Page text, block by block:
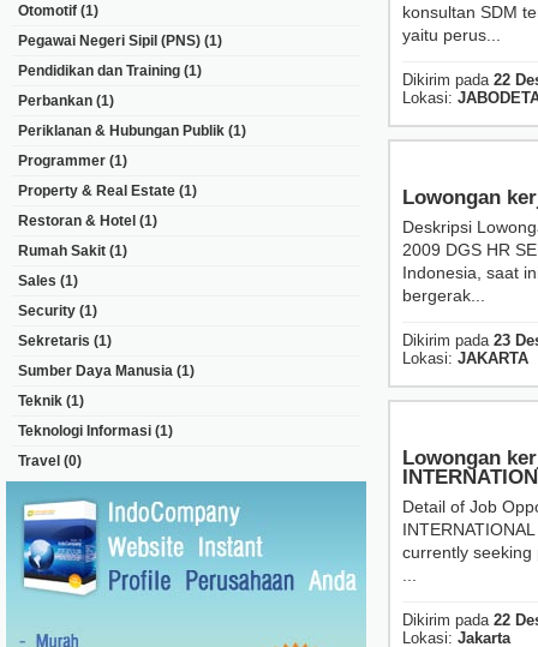
Otomotif (1)
Pegawai Negeri Sipil (PNS) (1)
Pendidikan dan Training (1)
Perbankan (1)
Periklanan & Hubungan Publik (1)
Programmer (1)
Property & Real Estate (1)
Restoran & Hotel (1)
Rumah Sakit (1)
Sales (1)
Security (1)
Sekretaris (1)
Sumber Daya Manusia (1)
Teknik (1)
Teknologi Informasi (1)
Travel (0)
konsultan SDM
yaitu perus...
Dikirim pada 22
Lokasi:
Lowongan
Deskripsi
2009 DGS HR
Indonesia, saat
bergerak...
Dikirim pada 23
Lokasi: JAKARTA
Lowongan
Detail of Job
currently seeking
Dikirim pada 22
Lokasi: Jakarta